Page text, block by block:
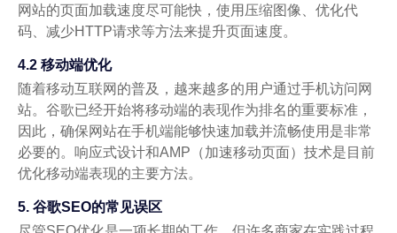
网站的页面加载速度尽可能快，使用压缩图像、优化代
码、减少HTTP请求等方法来提升页面速度。
4.2 移动端优化
随着移动互联网的普及，越来越多的用户通过手机访问网
站。谷歌已经开始将移动端的表现作为排名的重要标准，
因此，确保网站在手机端能够快速加载并流畅使用是非常
必要的。响应式设计和AMP（加速移动页面）技术是目前
优化移动端表现的主要方法。
5. 谷歌SEO的常见误区